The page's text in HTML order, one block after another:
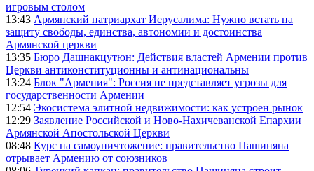
игровым столом
13:43 Армянский патриархат Иерусалима: Нужно встать на
защиту свободы, единства, автономии и достоинства
Армянской церкви
13:35 Бюро Дашнакцутюн: Действия властей Армении против
Церкви антиконституционны и антинациональны
13:24 Блок "Армения": Россия не представляет угрозы для
государственности Армении
12:54 Экосистема элитной недвижимости: как устроен рынок
12:29 Заявление Российской и Ново-Нахичеванской Епархии
Армянской Апостольской Церкви
08:48 Курс на самоуничтожение: правительство Пашиняна
отрывает Армению от союзников